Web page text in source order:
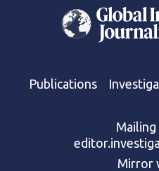
Publications
Mailing
Mirror